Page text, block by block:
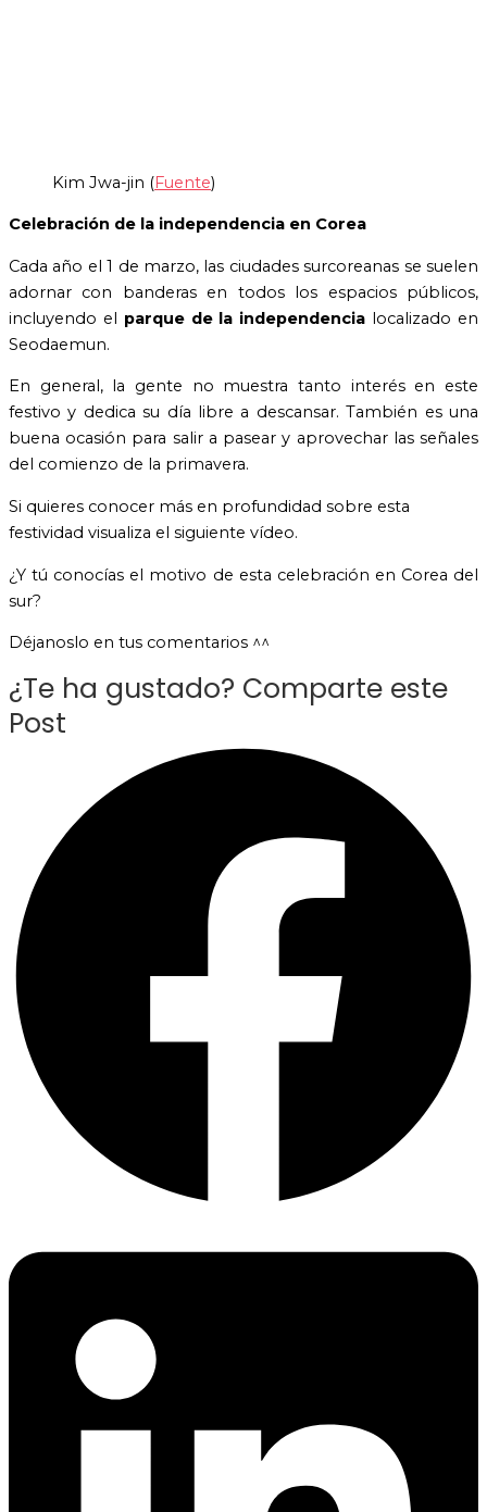
Kim Jwa-jin (Fuente)
Celebración de la independencia en Corea
Cada año el 1 de marzo, las ciudades surcoreanas se suelen
adornar con banderas en todos los espacios públicos,
incluyendo el parque de la independencia localizado en
Seodaemun.
En general, la gente no muestra tanto interés en este
festivo y dedica su día libre a descansar. También es una
buena ocasión para salir a pasear y aprovechar las señales
del comienzo de la primavera.
Si quieres conocer más en profundidad sobre esta
festividad visualiza el siguiente vídeo.
¿Y tú conocías el motivo de esta celebración en Corea del
sur?
Déjanoslo en tus comentarios ^^
¿Te ha gustado? Comparte este
Post